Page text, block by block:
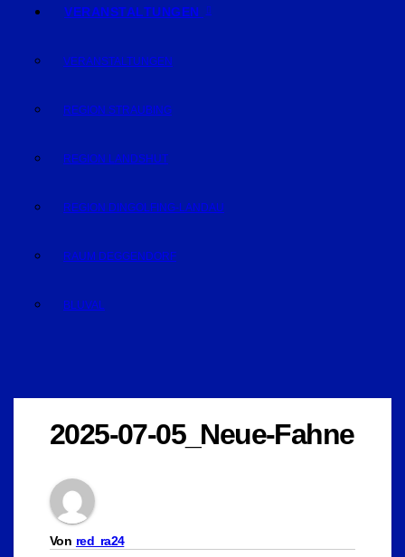
VERANSTALTUNGEN
VERANSTALTUNGEN
REGION STRAUBING
REGION LANDSHUT
REGION DINGOLFING-LANDAU
RAUM DEGGENDORF
BLUVAL
2025-07-05_Neue-Fahne
Von red_ra24